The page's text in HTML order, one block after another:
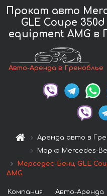
Прокат авто
GLE Coupe 350d
equipment AMG в
Авто-Аренда в Греноблье
Аренда авто в
Марка Mercedes-
Мерседес-Бенц GLE
AMG
Компания Авто-